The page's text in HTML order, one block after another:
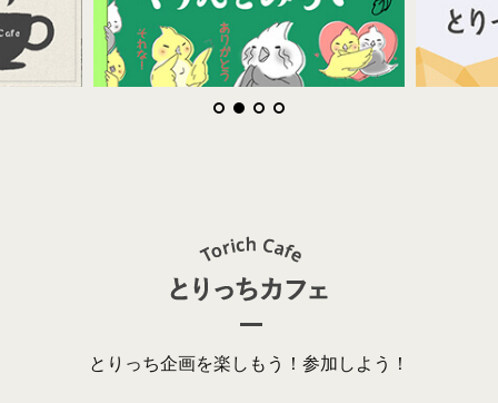
とりっち企画を楽しもう！参加しよう！